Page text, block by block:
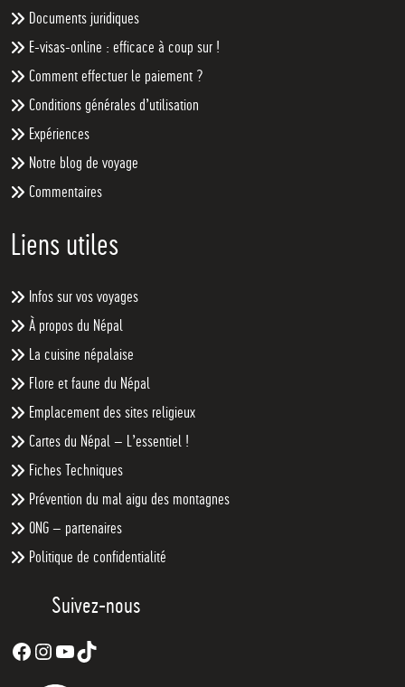
Documents juridiques
E-visas-online : efficace à coup sur !
Comment effectuer le paiement ?
Conditions générales d’utilisation
Expériences
Notre blog de voyage
Commentaires
Liens utiles
Infos sur vos voyages
À propos du Népal
La cuisine népalaise
Flore et faune du Népal
Emplacement des sites religieux
Cartes du Népal – L’essentiel !
Fiches Techniques
Prévention du mal aigu des montagnes
ONG – partenaires
Politique de confidentialité
Suivez-nous
Facebook
Instagram
YouTube
TikTok